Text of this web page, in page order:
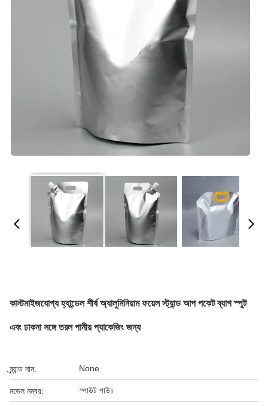
কাস্টমাইজযোগ্য হ্যান্ডেল শীর্ষ অ্যালুমিনিয়াম ফয়েল স্ট্যান্ড আপ পকেট ব্যাগ স্পুট
এবং ঢাকনা সঙ্গে তরল পানীয় প্যাকেজিং জন্য
ব্র্যান্ড নাম: None
মডেল নম্বর: স্পাউট পাউচ